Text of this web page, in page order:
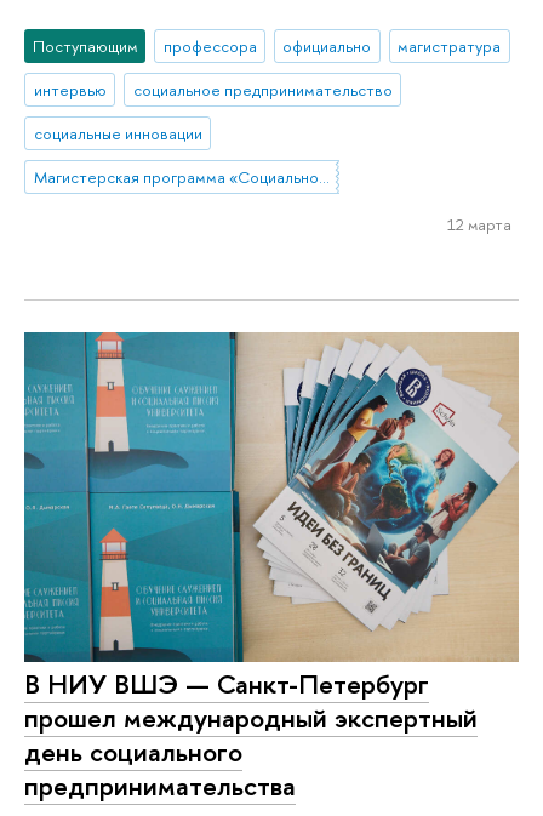
Поступающим профессора официально
магистратура
интервью
социальное предпринимательство
социальные инновации
Магистерская программа «Социальное предпринимательство и инновации»
12 марта
В НИУ ВШЭ — Санкт-Петербург
прошел международный экспертный
день социального
предпринимательства